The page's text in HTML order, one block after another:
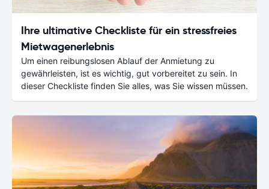
Ihre ultimative Checkliste für ein stressfreies
Mietwagenerlebnis
Um einen reibungslosen Ablauf der Anmietung zu
gewährleisten, ist es wichtig, gut vorbereitet zu sein. In
dieser Checkliste finden Sie alles, was Sie wissen müssen.